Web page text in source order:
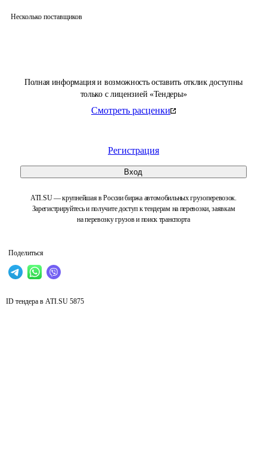
Полная информация и возможность оставить отклик доступны
только с лицензией «Тендеры»
Смотреть расценки
Регистрация
Вход
ATI.SU — крупнейшая в России биржа автомобильных грузоперевозок.
Зарегистрируйтесь и получите доступ к тендерам на перевозки, заявкам
на перевозку грузов и поиск транспорта
Поделиться
Несколько поставщиков
ID тендера в ATI.SU 5875